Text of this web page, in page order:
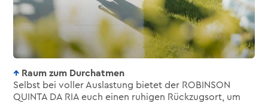
Raum zum Durchatmen
Selbst bei voller Auslastung bietet der ROBINSON
QUINTA DA RIA euch einen ruhigen Rückzugsort, um